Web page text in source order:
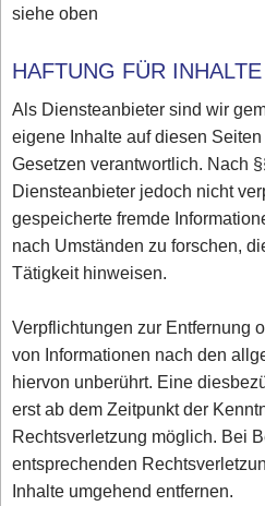
siehe oben
HAFTUNG FÜR INHALTE
Als Diensteanbieter sind wir
eigene Inhalte auf diesen
Gesetzen verantwortlich. Nach
Diensteanbieter jedoch nicht
gespeicherte fremde
nach Umständen zu forschen,
Tätigkeit hinweisen.
Verpflichtungen zur Entfernung
von Informationen nach den
hiervon unberührt. Eine
erst ab dem Zeitpunkt der
Rechtsverletzung möglich. Bei
entsprechenden
Inhalte umgehend entfernen.